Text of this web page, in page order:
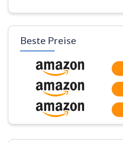
Beste Preise